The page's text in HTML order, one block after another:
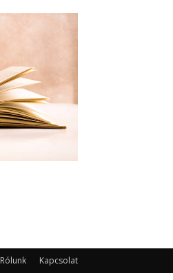
Rólunk Kapcsolat